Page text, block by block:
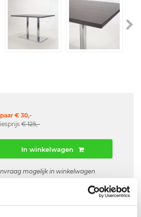
€ 30,-
€ 125,-
In winkelwagen
mogelijk in winkelwagen